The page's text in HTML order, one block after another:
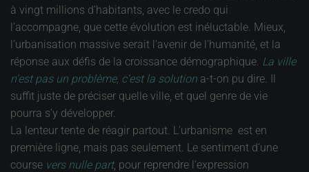
à vingt millions d’habitants, avec le credo qui
l’accompagne, que cette évolution est inéluctable. Mieux,
l’urbanisation massive serait l'avenir de l’humanité, et la
réponse aux défis de la croissance démographique. La ville
n’est pas un problème, c’est la solution a-t-on pu dire. Il
suffit juste de préciser quelle ville, et quel genre de vie
pourra s’y développer.
La lenteur tente de réagir partout. L’urbanisme est en
première ligne, mais pas seulement. Le sentiment d’une
course vers nulle part, pour reprendre l’expression